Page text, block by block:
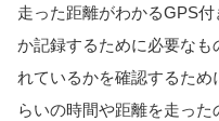
走った距離がわかるGPS
か記録するために必要なも
れているかを確認するため
らいの時間や距離を走っ